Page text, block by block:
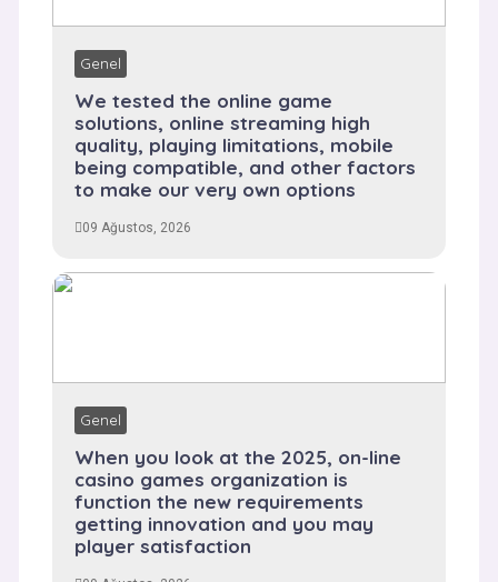
Genel
We tested the online game
solutions, online streaming high
quality, playing limitations, mobile
being compatible, and other factors
to make our very own options
09 Ağustos, 2026
Genel
When you look at the 2025, on-line
casino games organization is
function the new requirements
getting innovation and you may
player satisfaction